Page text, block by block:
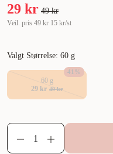
29 kr 49 kr
Veil. pris 49 kr 15 kr/st
Valgt Størrelse: 60 g
41 %
60 g
29 kr 49 kr